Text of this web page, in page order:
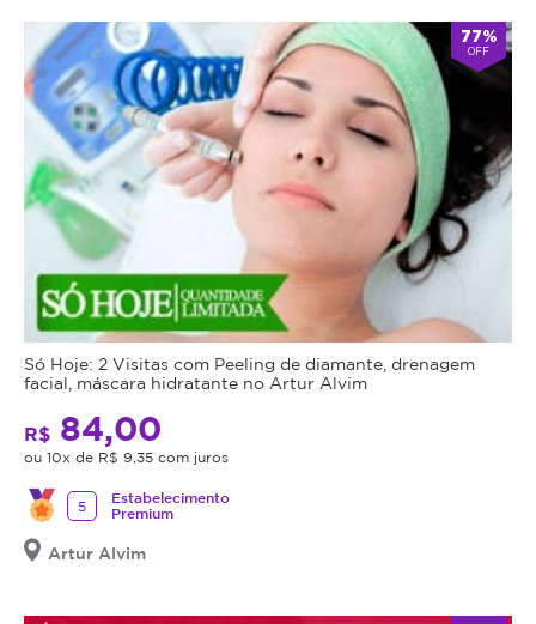
Controle
da
oleosidade
Pele
mais
limpa,
uniforme
luminosa
Ação
cicatrizante,
calmante
e
anti-
•
Estímulo
à
celular
77%
OFF
Só Hoje: 2 Visitas com Peeling de diamante, drenagem
facial, máscara hidratante no Artur Alvim
R$ 84,00
ou 10x de R$ 9,35 com juros
5
Estabelecimento
Premium
Artur Alvim